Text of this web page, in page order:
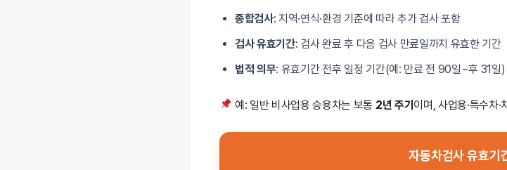
종합검사: 지역·연식·환경 기준에 따라 추가 검사 포함
검사 유효기간: 검사 완료 후 다음 검사 만료일까지 유효한 기간
법적 의무: 유효기간 전후 일정 기간(예: 만료 전 90일~후 31일
예: 일반 비사업용 승용차는 보통 2년 주기 이며, 사업용·특수차
자동차검사 유효기